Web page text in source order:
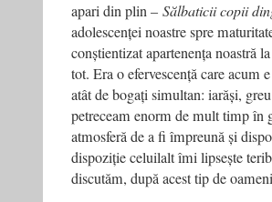
apari din plin – Sălbaticii copii
adolescenței noastre spre
conștientizat apartenența noastră
tot. Era o efervescență care acum
atât de bogați simultan: iarăși,
petreceam enorm de mult timp în
atmosferă de a fi împreună și
dispoziție celuilalt îmi lipsește
discutăm, după acest tip de